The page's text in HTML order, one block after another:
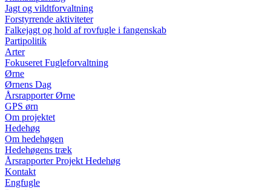
Jagt og vildtforvaltning
Forstyrrende aktiviteter
Falkejagt og hold af rovfugle i fangenskab
Partipolitik
Arter
Fokuseret Fugleforvaltning
Ørne
Ørnens Dag
Årsrapporter Ørne
GPS ørn
Om projektet
Hedehøg
Om hedehøgen
Hedehøgens træk
Årsrapporter Projekt Hedehøg
Kontakt
Engfugle